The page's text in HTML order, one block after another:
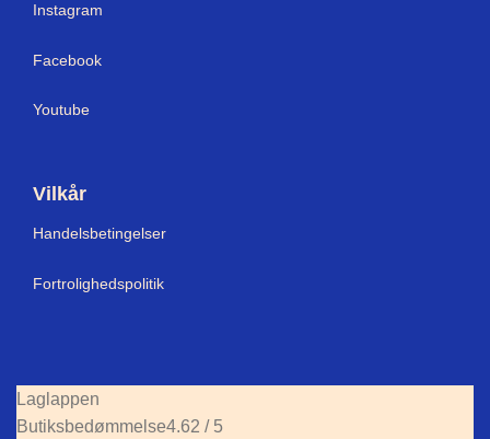
Instagram
Facebook
Youtube
Vilkår
Handelsbetingelser
Fortrolighedspolitik
Laglappen
Butiksbedømmelse4.62 / 5